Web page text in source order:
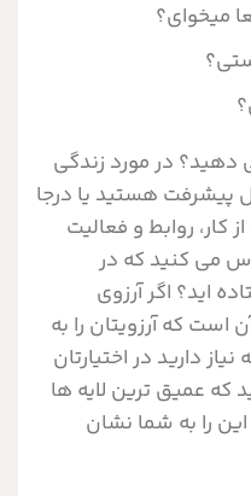
میخوای؟
دهید؟ در مورد زندگی
پیشرفت هستید یا درجا
کار، روابط و فعالیت
می کنید که در
اید؟ اگر آرزوی
است که آرزویتان را به
دارید در اختیارتان
که عمیق ترین لایه ها
را به شما نشان